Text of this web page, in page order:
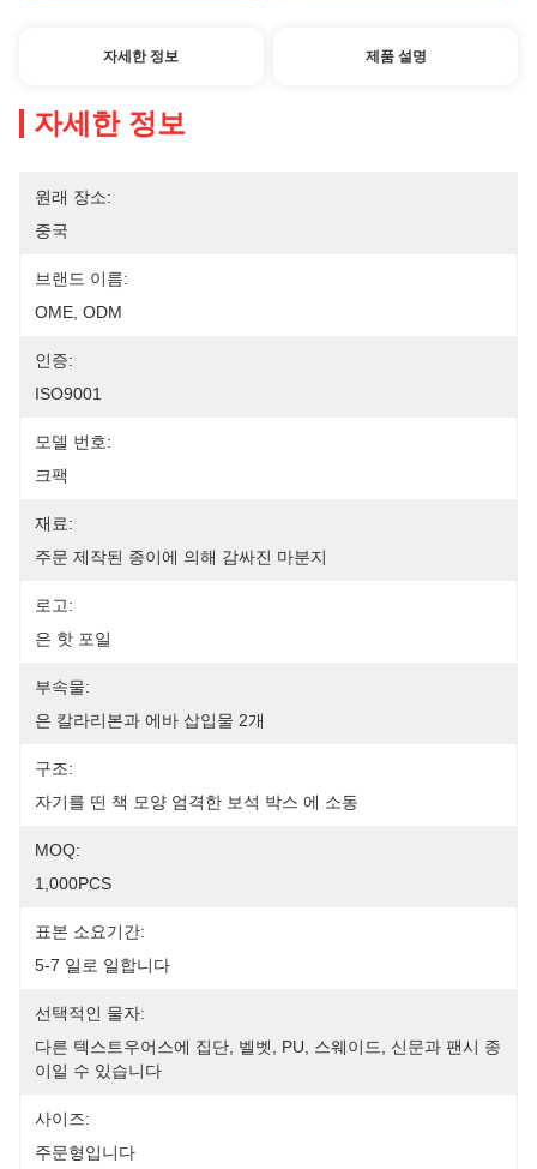
자세한 정보 제품 설명
자세한 정보
원래 장소:
중국
브랜드 이름:
OME, ODM
인증:
ISO9001
모델 번호:
크팩
재료:
주문 제작된 종이에 의해 감싸진 마분지
로고:
은 핫 포일
부속물:
은 칼라리본과 에바 삽입물 2개
구조:
자기를 띤 책 모양 엄격한 보석 박스 에 소동
MOQ:
1,000PCS
표본 소요기간:
5-7 일로 일합니다
선택적인 물자:
다른 텍스트우어스에 집단, 벨벳, PU, 스웨이드, 신문과 팬시 종
이일 수 있습니다
사이즈:
주문형입니다